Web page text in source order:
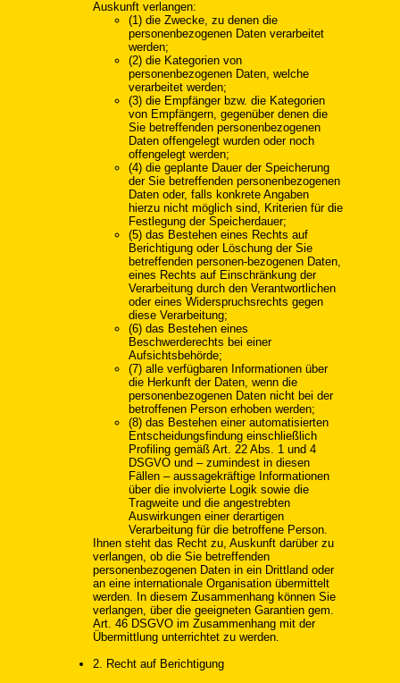
Auskunft verlangen:
(1) die Zwecke, zu denen die
personenbezogenen Daten verarbeitet
werden;
(2) die Kategorien von
personenbezogenen Daten, welche
verarbeitet werden;
(3) die Empfänger bzw. die Kategorien
von Empfängern, gegenüber denen die
Sie betreffenden personenbezogenen
Daten offengelegt wurden oder noch
offengelegt werden;
(4) die geplante Dauer der Speicherung
der Sie betreffenden personenbezogenen
Daten oder, falls konkrete Angaben
hierzu nicht möglich sind, Kriterien für die
Festlegung der Speicherdauer;
(5) das Bestehen eines Rechts auf
Berichtigung oder Löschung der Sie
betreffenden personen-bezogenen Daten,
eines Rechts auf Einschränkung der
Verarbeitung durch den Verantwortlichen
oder eines Widerspruchsrechts gegen
diese Verarbeitung;
(6) das Bestehen eines
Beschwerderechts bei einer
Aufsichtsbehörde;
(7) alle verfügbaren Informationen über
die Herkunft der Daten, wenn die
personenbezogenen Daten nicht bei der
betroffenen Person erhoben werden;
(8) das Bestehen einer automatisierten
Entscheidungsfindung einschließlich
Profiling gemäß Art. 22 Abs. 1 und 4
DSGVO und – zumindest in diesen
Fällen – aussagekräftige Informationen
über die involvierte Logik sowie die
Tragweite und die angestrebten
Auswirkungen einer derartigen
Verarbeitung für die betroffene Person.
Ihnen steht das Recht zu, Auskunft darüber zu
verlangen, ob die Sie betreffenden
personenbezogenen Daten in ein Drittland oder
an eine internationale Organisation übermittelt
werden. In diesem Zusammenhang können Sie
verlangen, über die geeigneten Garantien gem.
Art. 46 DSGVO im Zusammenhang mit der
Übermittlung unterrichtet zu werden.
2. Recht auf Berichtigung